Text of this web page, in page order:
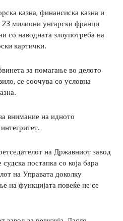
казна, финансиска казна и
милиони унгарски франци
со наводната злоупотреба на
картички.
за помагање во делото
се соочува со условна
внимание на идното
на Државниот завод
постапка со која бара
на Управата доколку
на функцијата повеќе не се